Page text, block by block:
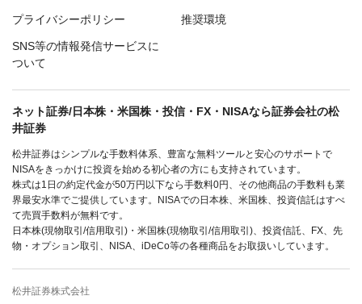
プライバシーポリシー 推奨環境
SNS等の情報発信サービスに
ついて
ネット証券/日本株・米国株・投信・FX・NISAなら証券会社の松
井証券
松井証券はシンプルな手数料体系、豊富な無料ツールと安心のサポートで
NISAをきっかけに投資を始める初心者の方にも支持されています。
株式は1日の約定代金が50万円以下なら手数料0円、その他商品の手数料も業
界最安水準でご提供しています。NISAでの日本株、米国株、投資信託はすべ
て売買手数料が無料です。
日本株(現物取引/信用取引)・米国株(現物取引/信用取引)、投資信託、FX、先
物・オプション取引、NISA、iDeCo等の各種商品をお取扱いしています。
松井証券株式会社